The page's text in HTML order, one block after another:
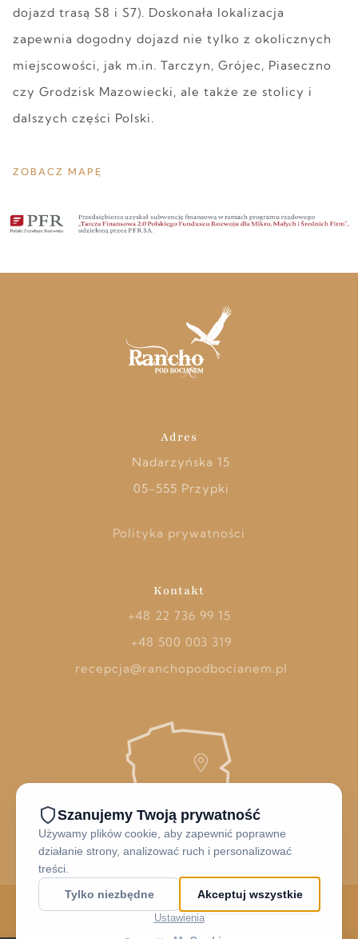
dojazd trasą S8 i S7). Doskonała lokalizacja
zapewnia dogodny dojazd nie tylko z okolicznych
miejscowości, jak m.in. Tarczyn, Grójec, Piaseczno
czy Grodzisk Mazowiecki, ale także ze stolicy i
dalszych części Polski.
ZOBACZ MAPĘ
Adres
Nadarzyńska 15
05-555 Przypki
Polityka prywatności
Kontakt
+48 22 736 99 15
+48 500 003 319
recepcja@ranchopodbocianem.pl
© 2026 Rancho Pod Bocianem - wszystkie prawa zastrzeżone.